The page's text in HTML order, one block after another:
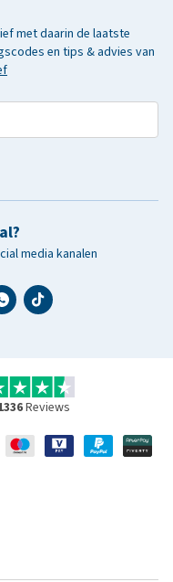
met daarin de laatste
en tips & advies van
media kanalen
Reviews